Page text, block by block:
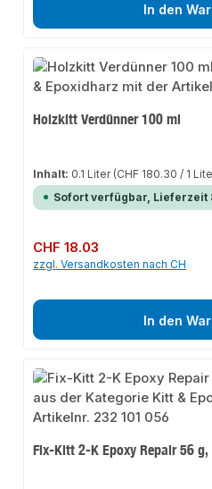
In den
Holzkitt Verdünner 100 ml
Inhalt: 0.1 Liter (CHF 180.30 / 1
Sofort verfügbar, Lieferzeit
Regulärer Preis:
CHF 18.03
zzgl. Versandkosten nach CH
In den
Fix-Kitt 2-K Epoxy Repair 56